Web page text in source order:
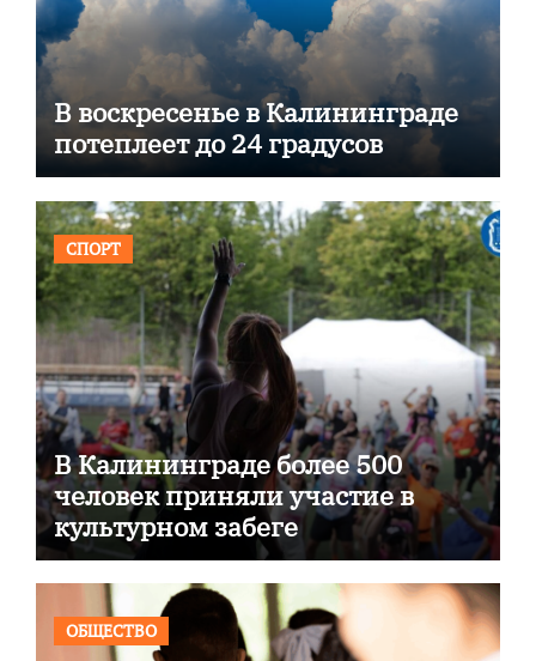
В воскресенье в Калининграде
потеплеет до 24 градусов
СПОРТ
В Калининграде более 500
человек приняли участие в
культурном забеге
ОБЩЕСТВО